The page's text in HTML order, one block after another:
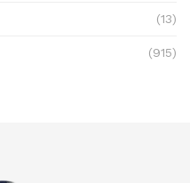
(13)
(915)